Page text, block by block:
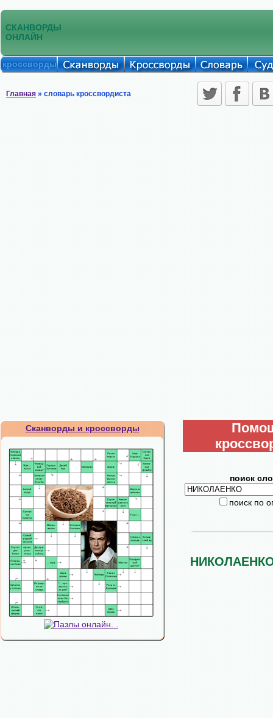
СКАНВОРДЫ
ОНЛАЙН
кроссворды
Главная » словарь кроссвордиста
Сканворды и кроссворды
поиск
поиск по